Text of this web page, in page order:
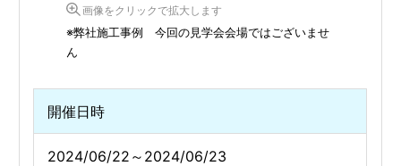
画像をクリックで拡大します
※弊社施工事例 今回の見学会会場ではございませ
ん
開催日時
2024/06/22～2024/06/23